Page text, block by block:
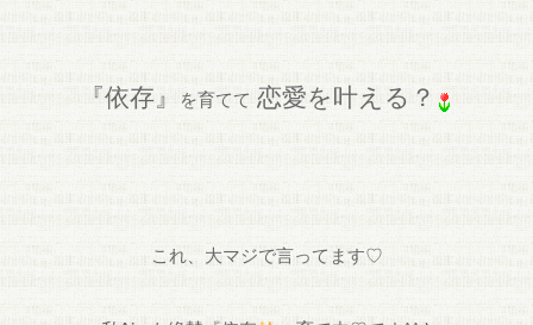
『依存』 を育てて 恋愛を叶える？
これ、大マジで言ってます♡